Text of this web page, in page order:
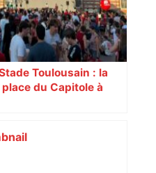
Toulousain : la
du Capitole à